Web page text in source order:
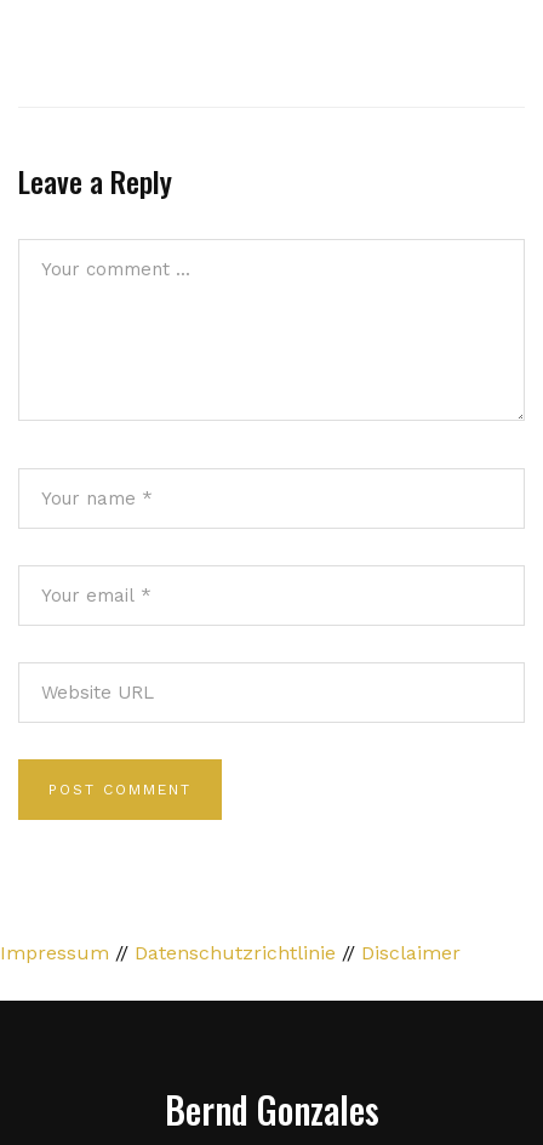
Leave a Reply
Impressum // Datenschutzrichtlinie // Disclaimer
Bernd Gonzales